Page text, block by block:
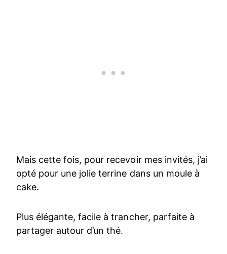
Mais cette fois, pour recevoir mes invités, j’ai
opté pour une jolie terrine dans un moule à
cake.
Plus élégante, facile à trancher, parfaite à
partager autour d’un thé.